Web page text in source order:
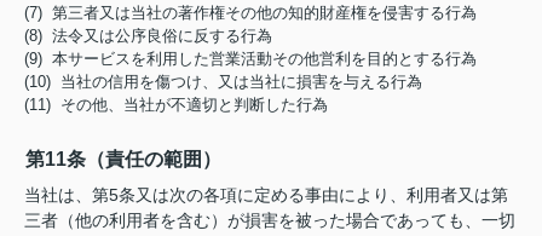
(7) 第三者又は当社の著作権その他の知的財産権を侵害する行為
(8) 法令又は公序良俗に反する行為
(9) 本サービスを利用した営業活動その他営利を目的とする行為
(10) 当社の信用を傷つけ、又は当社に損害を与える行為
(11) その他、当社が不適切と判断した行為
第11条（責任の範囲）
当社は、第5条又は次の各項に定める事由により、利用者又は第
三者（他の利用者を含む）が損害を被った場合であっても、一切